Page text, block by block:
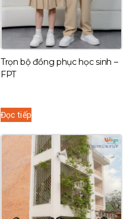
Trọn bộ đồng phục học sinh –
FPT
Đọc tiếp